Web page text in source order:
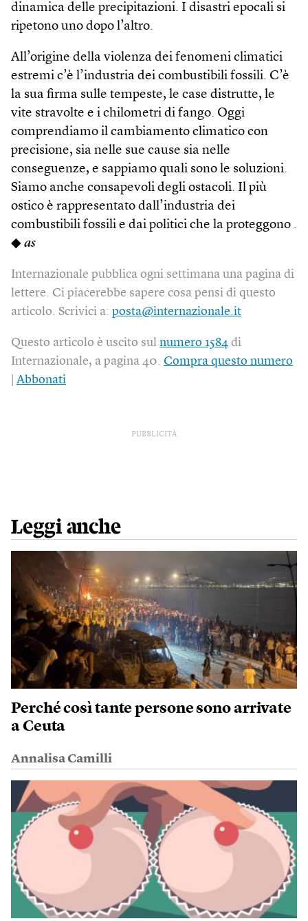
dinamica delle precipitazioni. I disastri epocali si
ripetono uno dopo l’altro.
All’origine della violenza dei fenomeni climatici
estremi c’è l’industria dei combustibili fossili. C’è
la sua firma sulle tempeste, le case distrutte, le
vite stravolte e i chilometri di fango. Oggi
comprendiamo il cambiamento climatico con
precisione, sia nelle sue cause sia nelle
conseguenze, e sappiamo quali sono le soluzioni.
Siamo anche consapevoli degli ostacoli. Il più
ostico è rappresentato dall’industria dei
combustibili fossili e dai politici che la proteggono .
◆ as
Internazionale pubblica ogni settimana una pagina di
lettere. Ci piacerebbe sapere cosa pensi di questo
articolo. Scrivici a: posta@internazionale.it
Questo articolo è uscito sul numero 1584 di
Internazionale, a pagina 40. Compra questo numero
Abbonati
PUBBLICITÀ
Leggi anche
Perché così tante persone sono arrivate
a Ceuta
Annalisa Camilli